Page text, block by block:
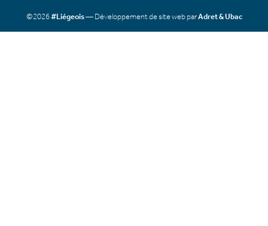
©2026#Liégeois— Développement de site web parAdret & Ubac